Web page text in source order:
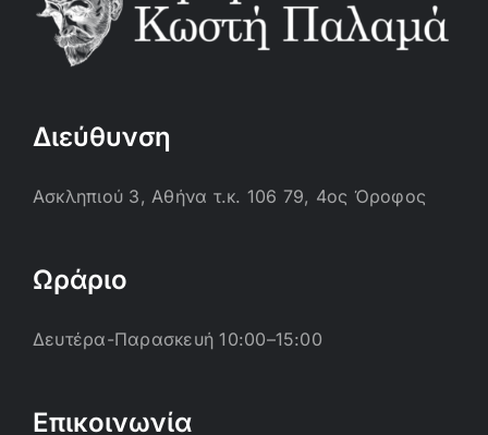
Διεύθυνση
Ασκληπιού 3, Αθήνα τ.κ. 106 79, 4ος Όροφος
Ωράριο
Δευτέρα-Παρασκευή 10:00–15:00
Επικοινωνία